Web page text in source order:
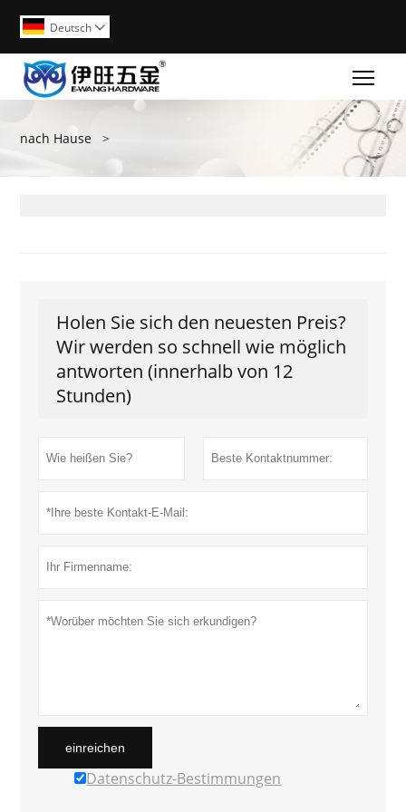
Deutsch 
nach Hause >
Holen Sie sich den neuesten Preis?
Wir werden so schnell wie möglich
antworten (innerhalb von 12
Stunden)
einreichen
Datenschutz-Bestimmungen